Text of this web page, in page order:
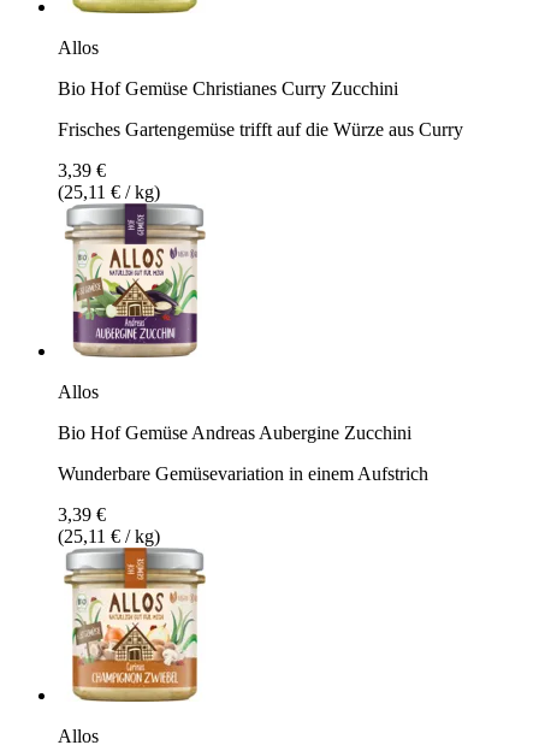
Allos
Bio Hof Gemüse Christianes Curry Zucchini
Frisches Gartengemüse trifft auf die Würze aus Curry
3,39 €
(25,11 € / kg)
Allos
Bio Hof Gemüse Andreas Aubergine Zucchini
Wunderbare Gemüsevariation in einem Aufstrich
3,39 €
(25,11 € / kg)
Allos